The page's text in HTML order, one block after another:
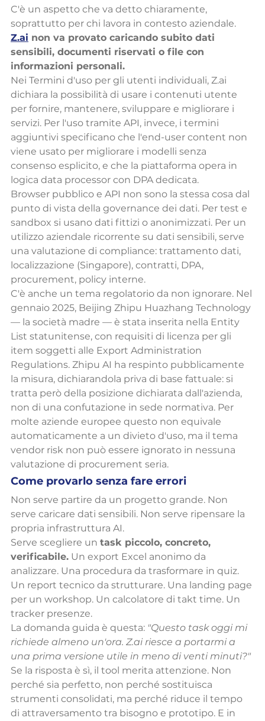
C'è un aspetto che va detto chiaramente,
soprattutto per chi lavora in contesto aziendale.
Z.ai non va provato caricando subito dati
sensibili, documenti riservati o file con
informazioni personali.
Nei Termini d'uso per gli utenti individuali, Z.ai
dichiara la possibilità di usare i contenuti utente
per fornire, mantenere, sviluppare e migliorare i
servizi. Per l'uso tramite API, invece, i termini
aggiuntivi specificano che l'end-user content non
viene usato per migliorare i modelli senza
consenso esplicito, e che la piattaforma opera in
logica data processor con DPA dedicata.
Browser pubblico e API non sono la stessa cosa dal
punto di vista della governance dei dati. Per test e
sandbox si usano dati fittizi o anonimizzati. Per un
utilizzo aziendale ricorrente su dati sensibili, serve
una valutazione di compliance: trattamento dati,
localizzazione (Singapore), contratti, DPA,
procurement, policy interne.
C'è anche un tema regolatorio da non ignorare. Nel
gennaio 2025, Beijing Zhipu Huazhang Technology
— la società madre — è stata inserita nella Entity
List statunitense, con requisiti di licenza per gli
item soggetti alle Export Administration
Regulations. Zhipu AI ha respinto pubblicamente
la misura, dichiarandola priva di base fattuale: si
tratta però della posizione dichiarata dall'azienda,
non di una confutazione in sede normativa. Per
molte aziende europee questo non equivale
automaticamente a un divieto d'uso, ma il tema
vendor risk non può essere ignorato in nessuna
valutazione di procurement seria.
Come provarlo senza fare errori
Non serve partire da un progetto grande. Non
serve caricare dati sensibili. Non serve ripensare la
propria infrastruttura AI.
Serve scegliere un task piccolo, concreto,
verificabile. Un export Excel anonimo da
analizzare. Una procedura da trasformare in quiz.
Un report tecnico da strutturare. Una landing page
per un workshop. Un calcolatore di takt time. Un
tracker presenze.
La domanda guida è questa: "Questo task oggi mi
richiede almeno un'ora. Z.ai riesce a portarmi a
una prima versione utile in meno di venti minuti?"
Se la risposta è sì, il tool merita attenzione. Non
perché sia perfetto, non perché sostituisca
strumenti consolidati, ma perché riduce il tempo
di attraversamento tra bisogno e prototipo. E in